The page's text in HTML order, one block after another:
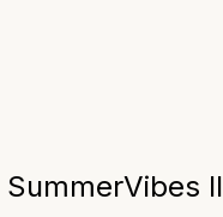
SummerVibes II